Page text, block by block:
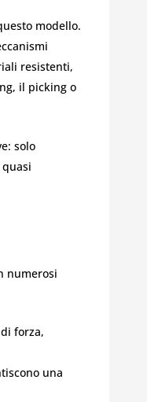
modello.
resistenti,
il picking o
solo
numerosi
forza,
una